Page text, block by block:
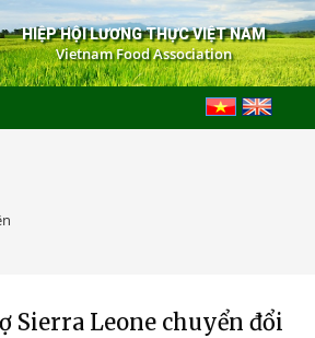
HIỆP HỘI LƯƠNG THỰC VIỆT NAM
Vietnam Food Association
Sierra Leone chuyển đổi